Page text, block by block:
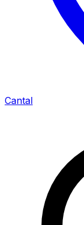
Cantal